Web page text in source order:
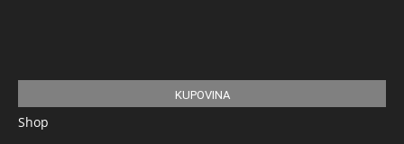
KUPOVINA
Shop